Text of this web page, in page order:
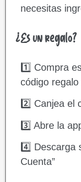
necesitas
¿Es un regalo?
1️⃣ Compra
código
2️⃣ Canjea el
3️⃣ Abre la
4️⃣ Descarga
Cuenta”